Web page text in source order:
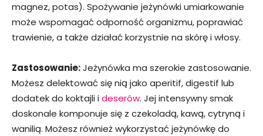
magnez, potas). Spożywanie jeżynówki umiarkowanie
może wspomagać odporność organizmu, poprawiać
trawienie, a także działać korzystnie na skórę i włosy.
Zastosowanie:Jeżynówka ma szerokie zastosowanie.
Możesz delektować się nią jako aperitif, digestif lub
dodatek do koktajli ideserów. Jej intensywny smak
doskonale komponuje się z czekoladą, kawą, cytryną i
wanilią. Możesz również wykorzystać jeżynówkę do